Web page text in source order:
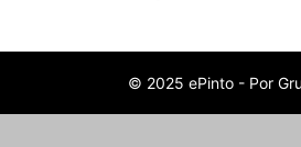
© 2025 ePinto - Por